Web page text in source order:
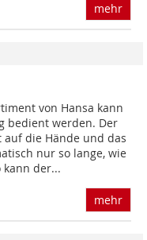
mehr
von Hansa kann
bedient werden. Der
auf die Hände und das
nur so lange, wie
kann der...
mehr